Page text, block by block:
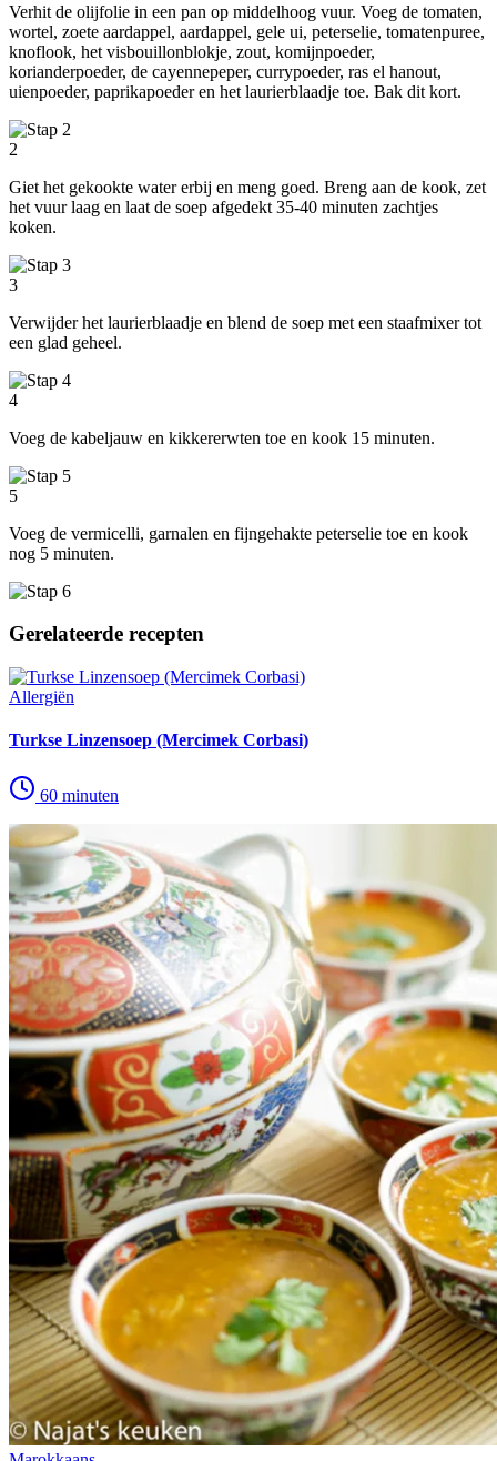
Verhit de olijfolie in een pan op middelhoog vuur. Voeg de tomaten,
wortel, zoete aardappel, aardappel, gele ui, peterselie, tomatenpuree,
knoflook, het visbouillonblokje, zout, komijnpoeder,
korianderpoeder, de cayennepeper, currypoeder, ras el hanout,
uienpoeder, paprikapoeder en het laurierblaadje toe. Bak dit kort.
2
Giet het gekookte water erbij en meng goed. Breng aan de kook, zet
het vuur laag en laat de soep afgedekt 35-40 minuten zachtjes
koken.
3
Verwijder het laurierblaadje en blend de soep met een staafmixer tot
een glad geheel.
4
Voeg de kabeljauw en kikkererwten toe en kook 15 minuten.
5
Voeg de vermicelli, garnalen en fijngehakte peterselie toe en kook
nog 5 minuten.
Gerelateerde recepten
Allergiën
Turkse Linzensoep (Mercimek Corbasi)
60 minuten